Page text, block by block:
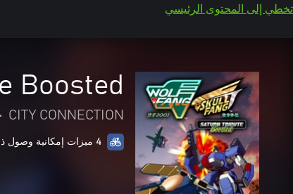
تخطي إلى المحتوى الرئيسي
Boosted
CITY CONNECTION
•
4 ميزات إمكانية وصول ذوي الاحتياجات الخاصة